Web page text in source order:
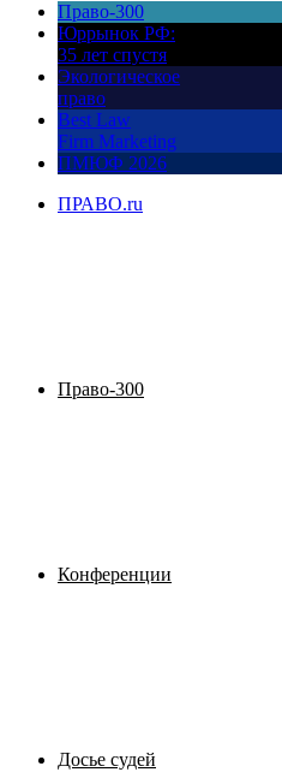
Право-300
Юррынок РФ:
35 лет спустя
Экологическое
право
Best Law
Firm Marketing
ПМЮФ 2026
ПРАВО.ru
Право-300
Конференции
Досье судей